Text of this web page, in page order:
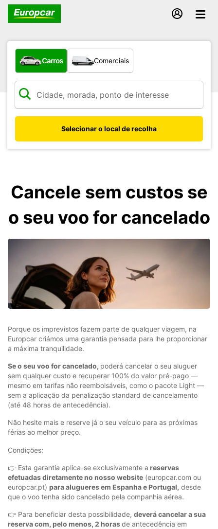
Que tipo de veículo pretende?
Carros Comerciais
Selecionar o local de recolha
Cancele sem custos se
o seu voo for cancelado
Porque os imprevistos fazem parte de qualquer viagem, na
Europcar criámos uma garantia pensada para lhe proporcionar
a máxima tranquilidade.
Se o seu voo for cancelado, poderá cancelar o seu aluguer
sem qualquer custo e recuperar 100% do valor pré-pago —
mesmo em tarifas não reembolsáveis, como o pacote Light —
sem a aplicação da penalização standard de cancelamento
(até 48 horas de antecedência).
Não hesite mais e reserve já o seu veículo para as próximas
férias ao melhor preço.
Condições:
👉 Esta garantia aplica-se exclusivamente a reservas
efetuadas diretamente no nosso website (europcar.com ou
europcar.pt) para alugueres em Espanha e Portugal, desde
que o voo tenha sido cancelado pela companhia aérea.
👉 Para beneficiar desta possibilidade, deverá cancelar a sua
reserva com, pelo menos, 2 horasde antecedência em